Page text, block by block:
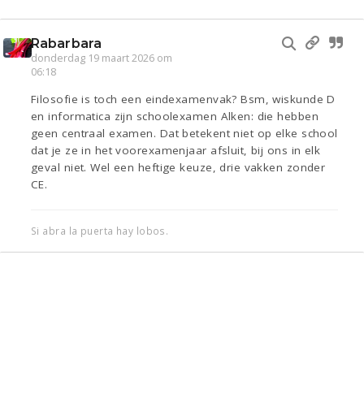
Rabarbara
donderdag 19 maart 2026 om
06:18
Filosofie is toch een eindexamenvak? Bsm, wiskunde D
en informatica zijn schoolexamen Alken: die hebben
geen centraal examen. Dat betekent niet op elke school
dat je ze in het voorexamenjaar afsluit, bij ons in elk
geval niet. Wel een heftige keuze, drie vakken zonder
CE.
Si abra la puerta hay lobos.